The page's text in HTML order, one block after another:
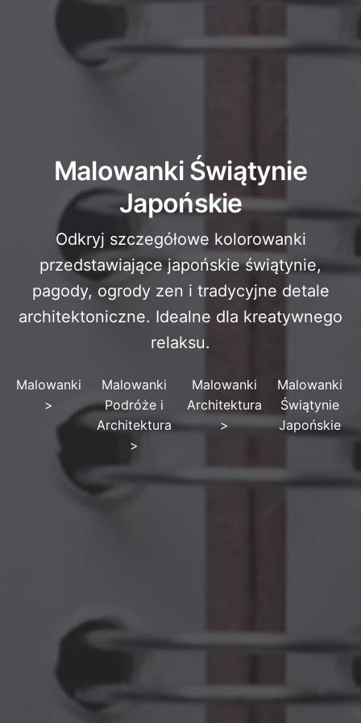
Malowanki Świątynie
Japońskie
Odkryj szczegółowe kolorowanki
przedstawiające japońskie świątynie,
pagody, ogrody zen i tradycyjne detale
architektoniczne. Idealne dla kreatywnego
relaksu.
Malowanki
>
Malowanki
Podróże i
Architektura
>
Malowanki
Architektura
>
Malowanki
Świątynie
Japońskie